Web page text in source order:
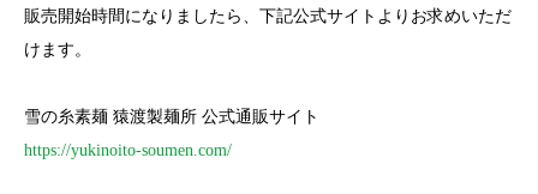
販売開始時間になりましたら、下記公式サイトよりお求めいただ
けます。
雪の糸素麺 猿渡製麺所 公式通販サイト
https://yukinoito-soumen.com/